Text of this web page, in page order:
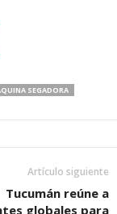
SEGADORA
Artículo siguiente
Tucumán reúne a
globales para